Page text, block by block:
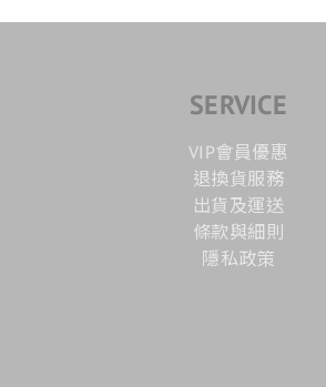
SERVICE
VIP會員優惠
退換貨服務
出貨及運送
條款與細則
隱私政策